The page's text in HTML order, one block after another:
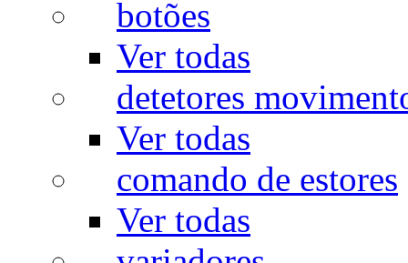
botões
Ver todas
detetores
Ver todas
comando de estores
Ver todas